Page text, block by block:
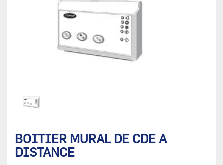
BOITIER MURAL DE CDE A
DISTANCE